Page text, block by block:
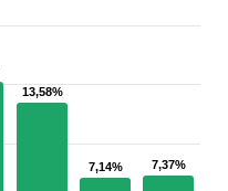
13,58%
13,58%
7,14%
7,14% 7,37%
7,37%